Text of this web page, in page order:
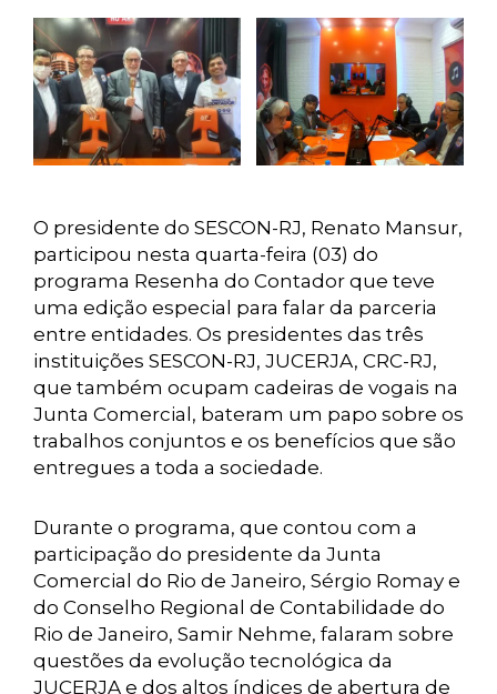
O presidente do SESCON-RJ, Renato Mansur,
participou nesta quarta-feira (03) do
programa Resenha do Contador que teve
uma edição especial para falar da parceria
entre entidades. Os presidentes das três
instituições SESCON-RJ, JUCERJA, CRC-RJ,
que também ocupam cadeiras de vogais na
Junta Comercial, bateram um papo sobre os
trabalhos conjuntos e os benefícios que são
entregues a toda a sociedade.
Durante o programa, que contou com a
participação do presidente da Junta
Comercial do Rio de Janeiro, Sérgio Romay e
do Conselho Regional de Contabilidade do
Rio de Janeiro, Samir Nehme, falaram sobre
questões da evolução tecnológica da
JUCERJA e dos altos índices de abertura de